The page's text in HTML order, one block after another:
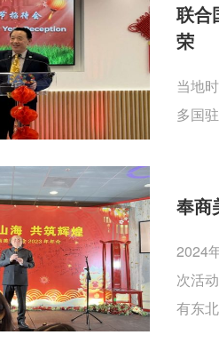
联合
荣
当地
多国
奉商
2024
次活
有东